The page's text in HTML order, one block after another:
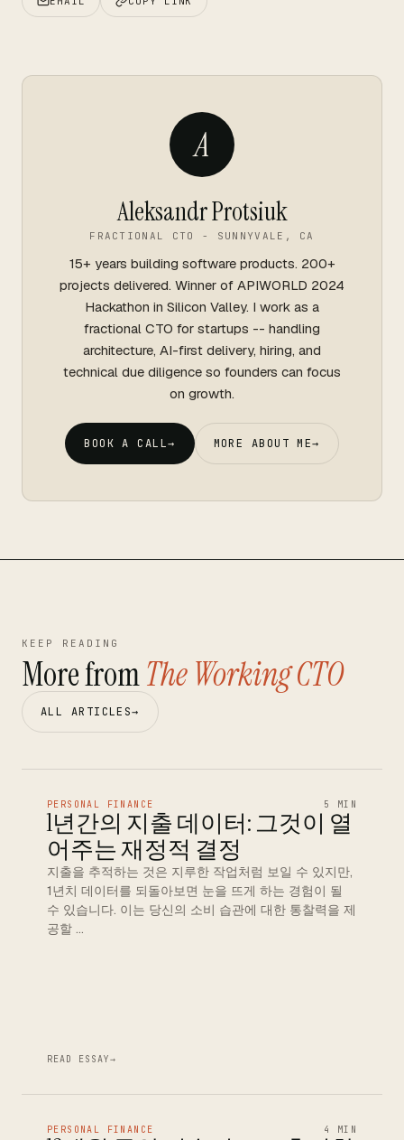
A
Aleksandr Protsiuk
FRACTIONAL CTO - SUNNYVALE, CA
15+ years building software products. 200+
projects delivered. Winner of APIWORLD 2024
Hackathon in Silicon Valley. I work as a
fractional CTO for startups -- handling
architecture, AI-first delivery, hiring, and
technical due diligence so founders can focus
on growth.
BOOK A CALL→ MORE ABOUT ME→
KEEP READING
More fromThe Working CTO
ALL ARTICLES→
PERSONAL FINANCE 5 MIN
1년간의 지출 데이터: 그것이 열
어주는 재정적 결정
지출을 추적하는 것은 지루한 작업처럼 보일 수 있지만,
1년치 데이터를 되돌아보면 눈을 뜨게 하는 경험이 될
수 있습니다. 이는 당신의 소비 습관에 대한 통찰력을 제
공할 …
READ ESSAY→
PERSONAL FINANCE 4 MIN